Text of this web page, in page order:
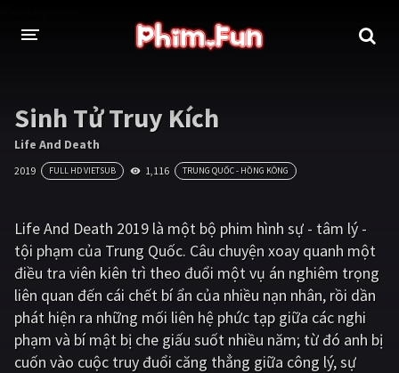
THỂ LOẠI
Thần thoại - Cổ trang
Tâm lý Chiến tranh
Kinh dị Tội phạm - Hình sự
Hài hước
Viễn tưởng Khoa học - Tài liệu
Hoạt hình Thể thao
Sinh Tử Truy Kích
Life And Death
2019 FULL HD VIETSUB 1,116 TRUNG QUỐC - HỒNG KÔNG
Life And Death 2019 là một bộ phim hình sự - tâm lý -
tội phạm của Trung Quốc. Câu chuyện xoay quanh một
điều tra viên kiên trì theo đuổi một vụ án nghiêm trọng
liên quan đến cái chết bí ẩn của nhiều nạn nhân, rồi dần
phát hiện ra những mối liên hệ phức tạp giữa các nghi
phạm và bí mật bị che giấu suốt nhiều năm; từ đó anh bị
cuốn vào cuộc truy đuổi căng thẳng giữa công lý, sự